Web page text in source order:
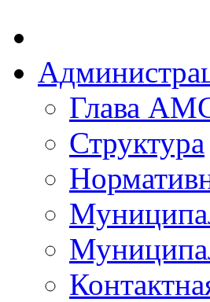
Глава
Структура